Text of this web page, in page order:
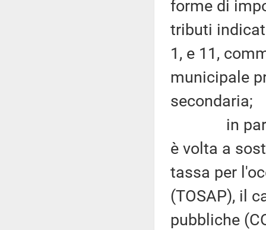
forme di
tributi
1, e 11,
municipale
secondaria;
in
è volta a
tassa per
(TOSAP), il
pubbliche